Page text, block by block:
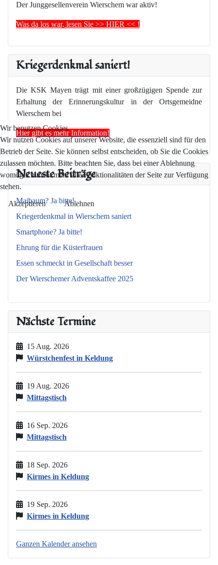
Der Junggesellenverein Wierschem war aktiv!
Was da los war, lesen Sie >> HIER << !
Kriegerdenkmal saniert!
Die KSK Mayen trägt mit einer großzügigen Spende zur
Erhaltung der Erinnerungskultur in der Ortsgemeidne
Wierschem bei
Hier gibt es mehr Information!
Neueste Beiträge
Maibaum? Ja bitte!
Kriegerdenkmal in Wierschem saniert
Smartphone? Ja bitte!
Ehrung für die Küsterfrauen
Essen schmeckt in Gesellschaft besser
Der Wierschemer Adventskaffee 2025
Nächste Termine
15 Aug. 2026
Würstchenfest in Keldung
19 Aug. 2026
Mittagstisch
16 Sep. 2026
Mittagstisch
18 Sep. 2026
Kirmes in Keldung
19 Sep. 2026
Kirmes in Keldung
Ganzen Kalender ansehen
Wir benutzen Cookies
Wir nutzen Cookies auf unserer Website, die essenziell sind für den
Betrieb der Seite. Sie können selbst entscheiden, ob Sie die Cookies
zulassen möchten. Bitte beachten Sie, dass bei einer Ablehnung
womöglich nicht mehr alle Funktionalitäten der Seite zur Verfügung
stehen.
Akzeptieren Ablehnen